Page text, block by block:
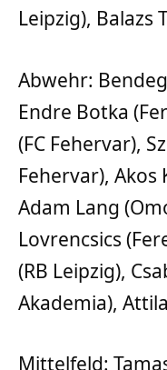
Leipzig), Balazs
Abwehr:
Endre Botka
(FC Fehervar),
Fehervar), Akos
Adam Lang
Lovrencsics
(RB Leipzig),
Akademia),
Mittelfeld: